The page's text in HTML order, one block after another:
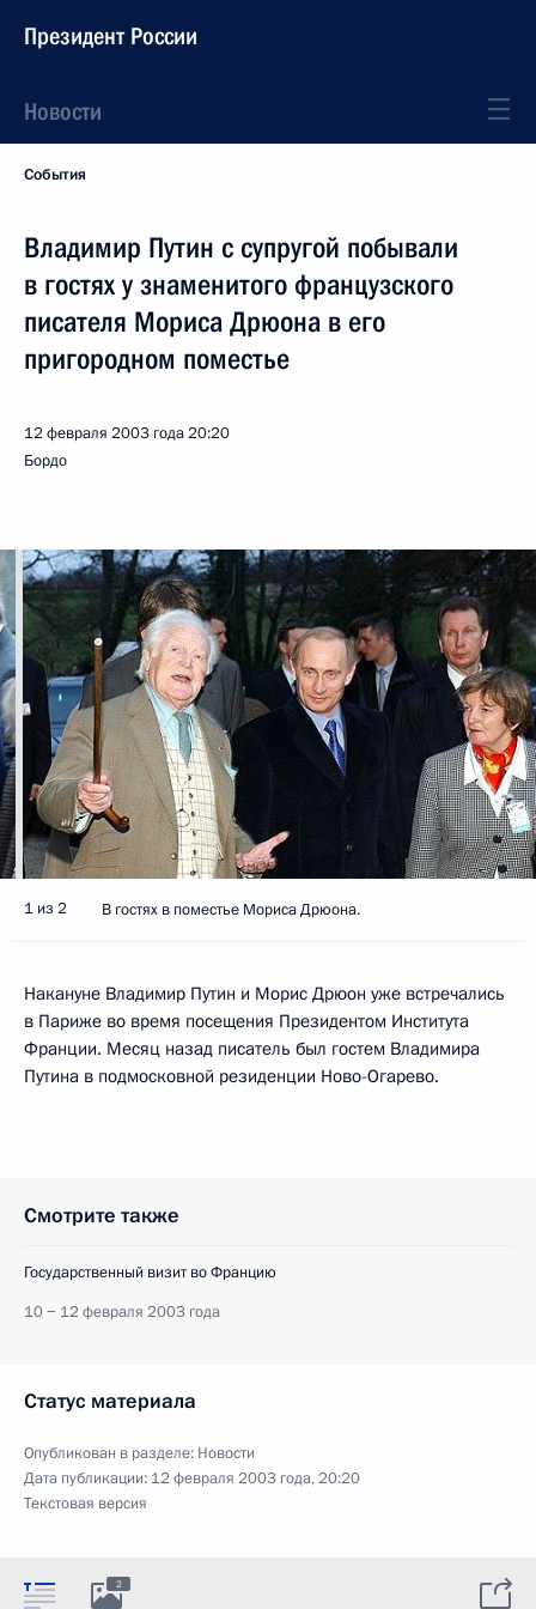
Президент России
Новости
События
Владимир Путин с супругой побывали
в гостях у знаменитого французского
писателя Мориса Дрюона в его
пригородном поместье
12 февраля 2003 года20:20
Бордо
1 из 2 В гостях в поместье Мориса Дрюона.
Накануне Владимир Путин и Морис Дрюон уже встречались
в Париже во время посещения Президентом Института
Франции. Месяц назад писатель был гостем Владимира
Путина в подмосковной резиденции Ново-Огарево.
Смотрите также
Государственный визит во Францию
10 − 12 февраля 2003 года
Статус материала
Опубликован в разделе: Новости
Дата публикации: 12 февраля 2003 года, 20:20
Текстовая версия
2